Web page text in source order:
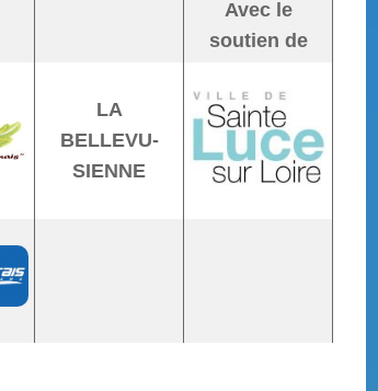
Avec le
soutien de
LA
BELLEVU-
SIENNE